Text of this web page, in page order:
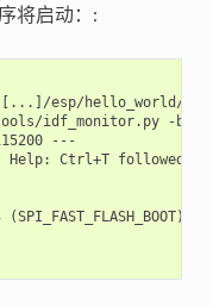
将启动：:
[...]/esp/hello_world/
idf_monitor.py -b
---
Ctrl+T followed